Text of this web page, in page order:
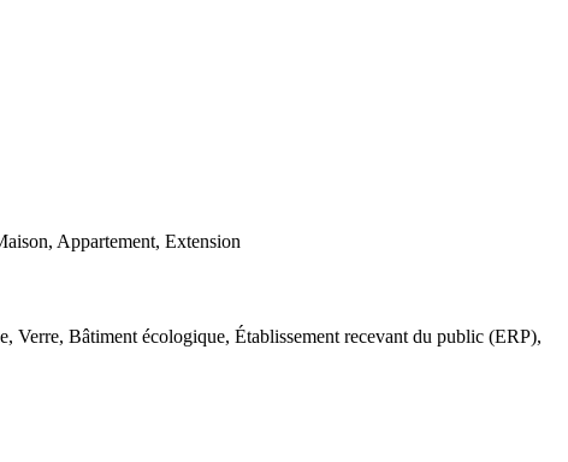
Appartement, Extension
Bâtiment écologique, Établissement recevant du public (ERP),